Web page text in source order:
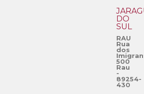
DO
SUL
RAU
Rua
dos
500
Rau
-
89254-
430